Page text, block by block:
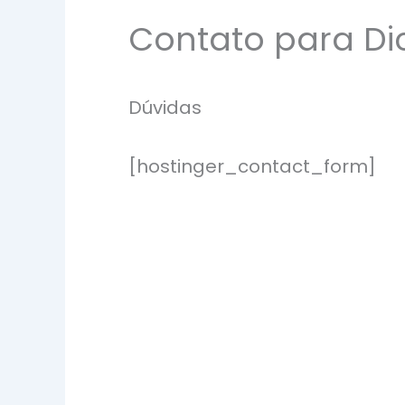
Contato para
Dúvidas
[hostinger_contact_form]